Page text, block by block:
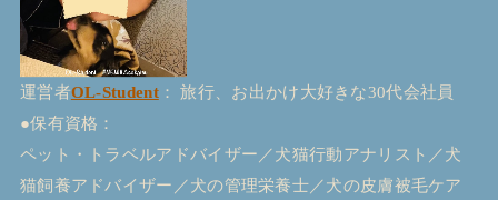
運営者OL-Student： 旅行、お出かけ大好きな30代会社員
●保有資格：
ペット・トラベルアドバイザー／犬猫行動アナリスト／犬
猫飼養アドバイザー／犬の管理栄養士／犬の皮膚被毛ケア